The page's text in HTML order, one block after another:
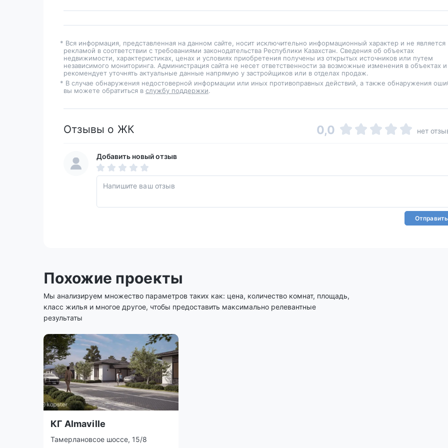
* Вся информация, представленная на данном сайте, носит исключительно информационный характер и не является
рекламой в соответствии с требованиями законодательства Республики Казахстан. Сведения об объектах
недвижимости, характеристиках, ценах и условиях приобретения получены из открытых источников или путем
независимого мониторинга. Администрация сайта не несет ответственности за возможные изменения в объектах и
рекомендует уточнять актуальные данные напрямую у застройщиков или в отделах продаж.
* В случае обнаружения недостоверной информации или иных противоправных действий, а также обнаружения
вы можете обратиться в службу поддержки.
Отзывы о ЖК 0,0 нет
Добавить новый отзыв
Отправить
Похожие проекты
Мы анализируем множество параметров таких как: цена, количество комнат, площадь,
класс жилья и многое другое, чтобы предоставить максимально релевантные
результаты
КГ Almaville
Тамерлановсое шоссе, 15/8